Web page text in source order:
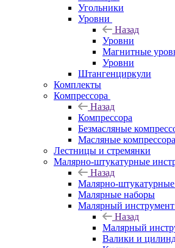
Угольники
Уровни
Назад
Уровни
Магнитные
Уровни
Штангенциркули
Комплекты
Компрессора
Назад
Компрессора
Безмасляные
Масляные компрессора
Лестницы и стремянки
Малярно-штукатурные
Назад
Малярно-
Малярные наборы
Малярный инструмент
Назад
Малярный
Валики и